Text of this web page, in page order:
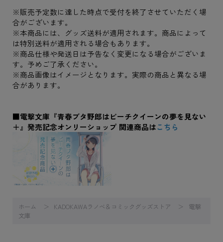
※販売予定数に達した時点で受付を終了させていただく場
合がございます。
※本商品には、グッズ送料が適用されます。商品によって
は特別送料が適用される場合もあります。
※商品仕様や発送日は予告なく変更になる場合がございま
す。予めご了承ください。
※商品画像はイメージとなります。実際の商品と異なる場
合があります。
■電撃文庫『青春ブタ野郎はビーチクイーンの夢を見ない
＋』発売記念オンリーショップ 関連商品はこちら
ホーム KADOKAWAラノベ＆コミックグッズストア
電撃
文庫